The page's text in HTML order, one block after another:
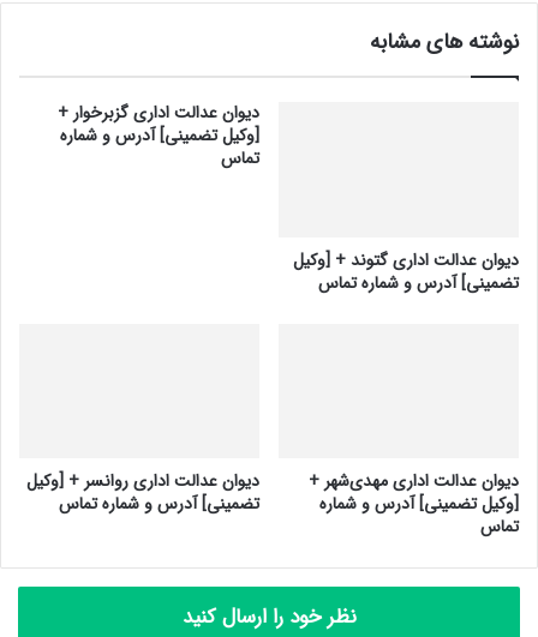
نوشته های مشابه
دیوان عدالت اداری گتوند + [وکیل
تضمینی] آدرس و شماره تماس
دیوان عدالت اداری گزبرخوار +
[وکیل تضمینی] آدرس و شماره
تماس
دیوان عدالت اداری مهدی‌شهر +
[وکیل تضمینی] آدرس و شماره
تماس
دیوان عدالت اداری روانسر + [وکیل
تضمینی] آدرس و شماره تماس
نظر خود را ارسال کنید